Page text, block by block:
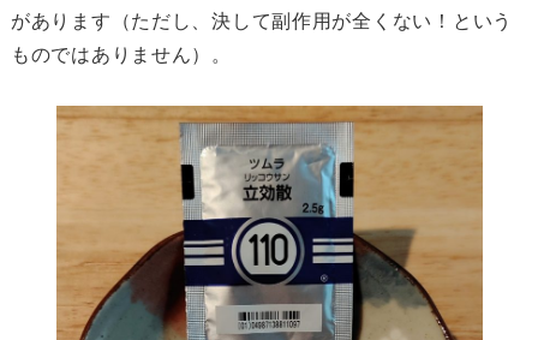
があります（ただし、決して副作用が全くない！という
ものではありません）。